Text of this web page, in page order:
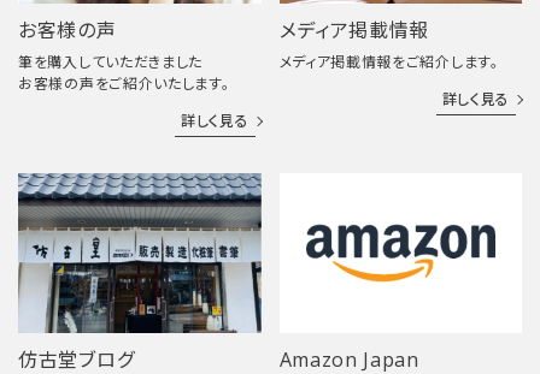
お客様の声
筆を購入していただきました
お客様の声をご紹介いたします。
詳しく見る
メディア掲載情報
メディア掲載情報をご紹介します。
詳しく見る
仿古堂ブログ Amazon Japan